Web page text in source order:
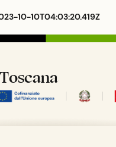
10-10T04:03:20.419Z